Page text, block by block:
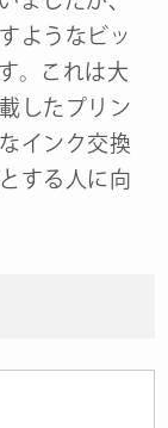
ようなビッ
。これは大
したプリン
インク交換
する人に向